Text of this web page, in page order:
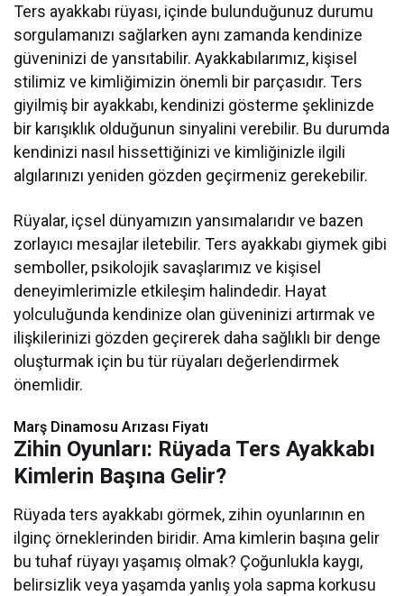
Ters ayakkabı rüyası, içinde bulunduğunuz durumu
sorgulamanızı sağlarken aynı zamanda kendinize
güveninizi de yansıtabilir. Ayakkabılarımız, kişisel
stilimiz ve kimliğimizin önemli bir parçasıdır. Ters
giyilmiş bir ayakkabı, kendinizi gösterme şeklinizde
bir karışıklık olduğunun sinyalini verebilir. Bu durumda
kendinizi nasıl hissettiğinizi ve kimliğinizle ilgili
algılarınızı yeniden gözden geçirmeniz gerekebilir.
Rüyalar, içsel dünyamızın yansımalarıdır ve bazen
zorlayıcı mesajlar iletebilir. Ters ayakkabı giymek gibi
semboller, psikolojik savaşlarımız ve kişisel
deneyimlerimizle etkileşim halindedir. Hayat
yolculuğunda kendinize olan güveninizi artırmak ve
ilişkilerinizi gözden geçirerek daha sağlıklı bir denge
oluşturmak için bu tür rüyaları değerlendirmek
önemlidir.
Marş Dinamosu Arızası Fiyatı
Zihin Oyunları: Rüyada Ters Ayakkabı
Kimlerin Başına Gelir?
Rüyada ters ayakkabı görmek, zihin oyunlarının en
ilginç örneklerinden biridir. Ama kimlerin başına gelir
bu tuhaf rüyayı yaşamış olmak? Çoğunlukla kaygı,
belirsizlik veya yaşamda yanlış yola sapma korkusu